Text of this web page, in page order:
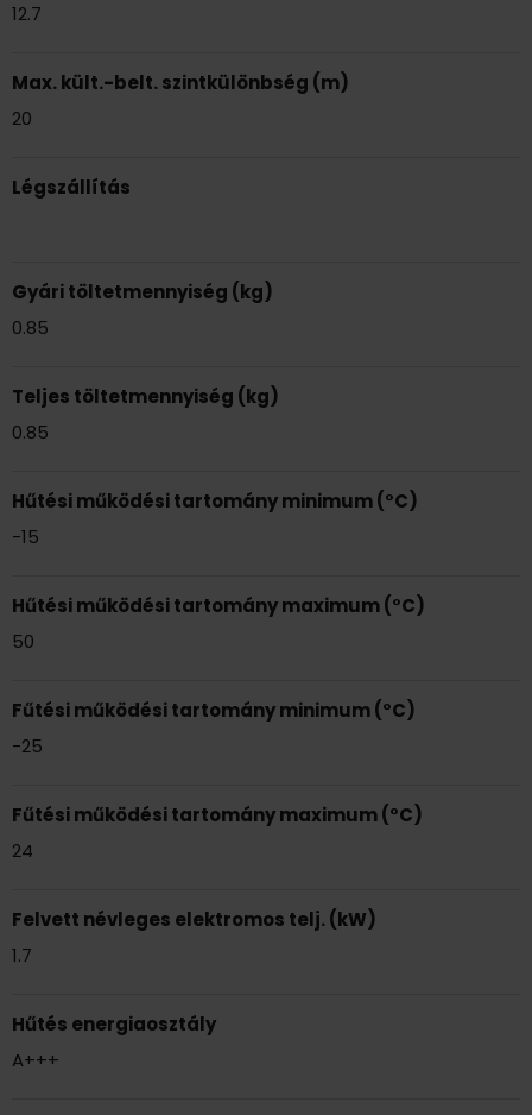
12.7
Max. kült.-belt. szintkülönbség (m)
20
Légszállítás
Gyári töltetmennyiség (kg)
0.85
Teljes töltetmennyiség (kg)
0.85
Hűtési működési tartomány minimum (°C)
-15
Hűtési működési tartomány maximum (°C)
50
Fűtési működési tartomány minimum (°C)
-25
Fűtési működési tartomány maximum (°C)
24
Felvett névleges elektromos telj. (kW)
1.7
Hűtés energiaosztály
A+++